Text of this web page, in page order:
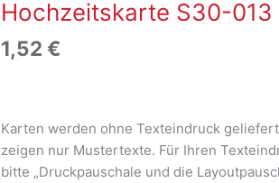
Hochzeitskarte S30-013
1,52 €
Karten werden ohne Texteindruck
zeigen nur Mustertexte. Für Ihren
bitte „Druckpauschale und die